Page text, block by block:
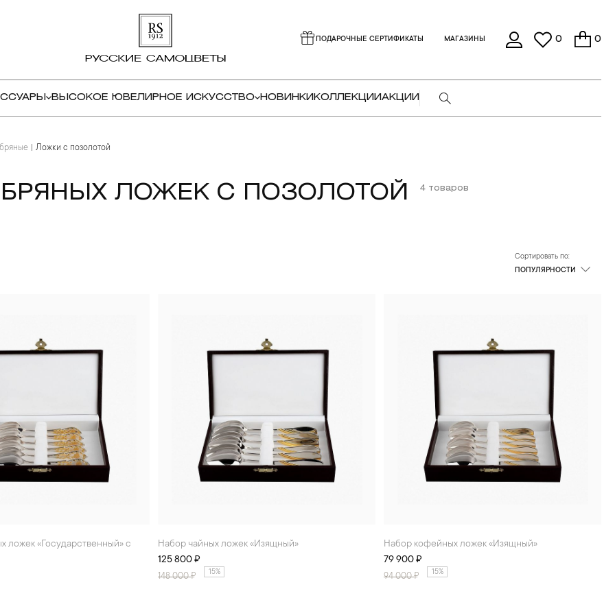
ПОДАРОЧНЫЕ СЕРТИФИКАТЫ МАГАЗИНЫ 0 0
ВЫСОКОЕ ЮВЕЛИРНОЕ ИСКУССТВО НОВИНКИ КОЛЛЕКЦИИАКЦИИ
Ложки с позолотой
ЛОЖЕК С ПОЗОЛОТОЙ 4 товаров
Сортировать по:
ПОПУЛЯРНОСТИ
Набор чайных ложек «Изящный»
125 800 ₽
148 000₽ 15%
Набор кофейных ложек «Изящный»
79 900 ₽
94 000₽ 15%